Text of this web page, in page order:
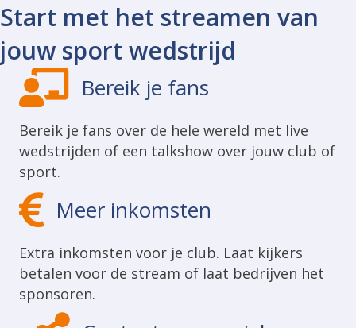
Start met het streamen van
jouw sport wedstrijd
Bereik je fans
Bereik je fans over de hele wereld met live
wedstrijden of een talkshow over jouw club of
sport.
Meer inkomsten
Extra inkomsten voor je club. Laat kijkers
betalen voor de stream of laat bedrijven het
sponsoren.